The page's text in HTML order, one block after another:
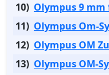
10) Olympus 9 mm
11) Olympus Om-
12) Olympus OM
13) Olympus OM-